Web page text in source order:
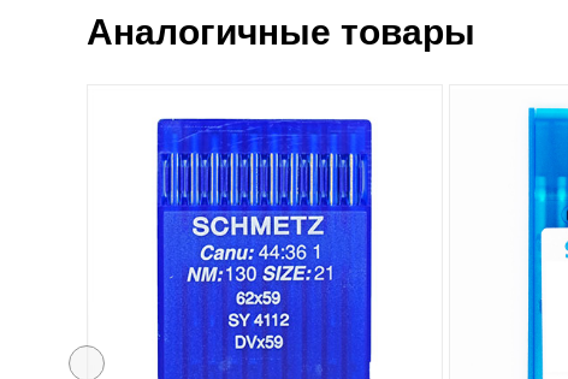
Аналогичные товары